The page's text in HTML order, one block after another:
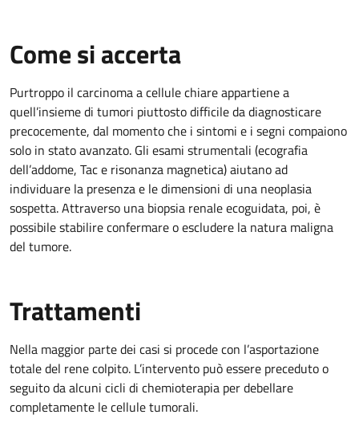
Come si accerta
Purtroppo il carcinoma a cellule chiare appartiene a
quell’insieme di tumori piuttosto difficile da diagnosticare
precocemente, dal momento che i sintomi e i segni compaiono
solo in stato avanzato. Gli esami strumentali (ecografia
dell’addome, Tac e risonanza magnetica) aiutano ad
individuare la presenza e le dimensioni di una neoplasia
sospetta. Attraverso una biopsia renale ecoguidata, poi, è
possibile stabilire confermare o escludere la natura maligna
del tumore.
Trattamenti
Nella maggior parte dei casi si procede con l’asportazione
totale del rene colpito. L’intervento può essere preceduto o
seguito da alcuni cicli di chemioterapia per debellare
completamente le cellule tumorali.